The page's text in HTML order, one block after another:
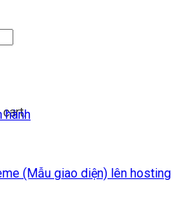
(Mẫu giao diện) lên hosting